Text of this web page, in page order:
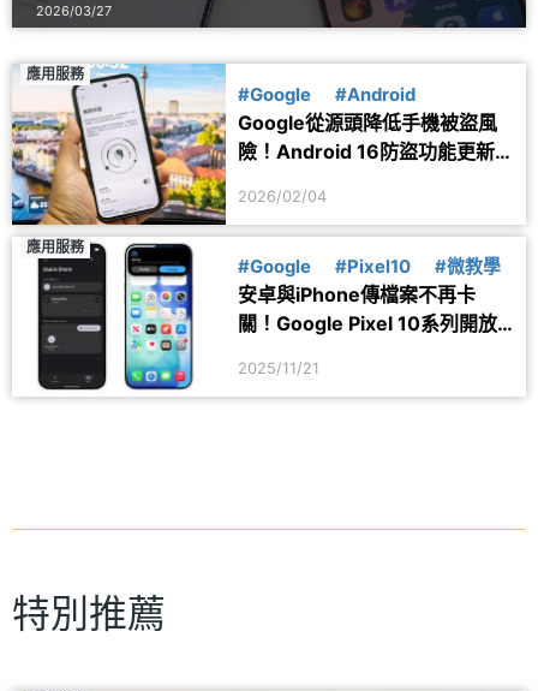
2026/03/27
應用服務
#Google #Android
Google從源頭降低手機被盜風
險！Android 16防盜功能更新
2026/02/04
應用服務
#Google #Pixel10 #微教學
安卓與iPhone傳檔案不再卡
關！Google Pixel 10系列開放
2025/11/21
特別推薦